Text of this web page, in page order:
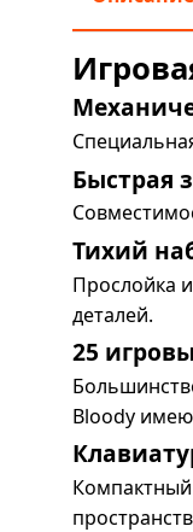
Быстрая
Тихий
Прослойка
деталей.
25
Bloody